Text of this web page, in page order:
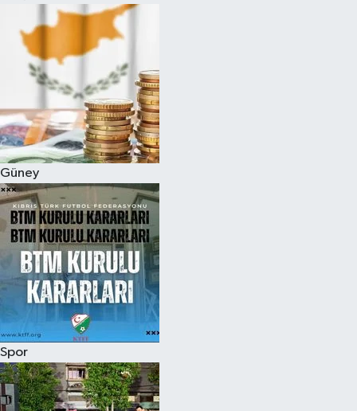
Güney
Spor